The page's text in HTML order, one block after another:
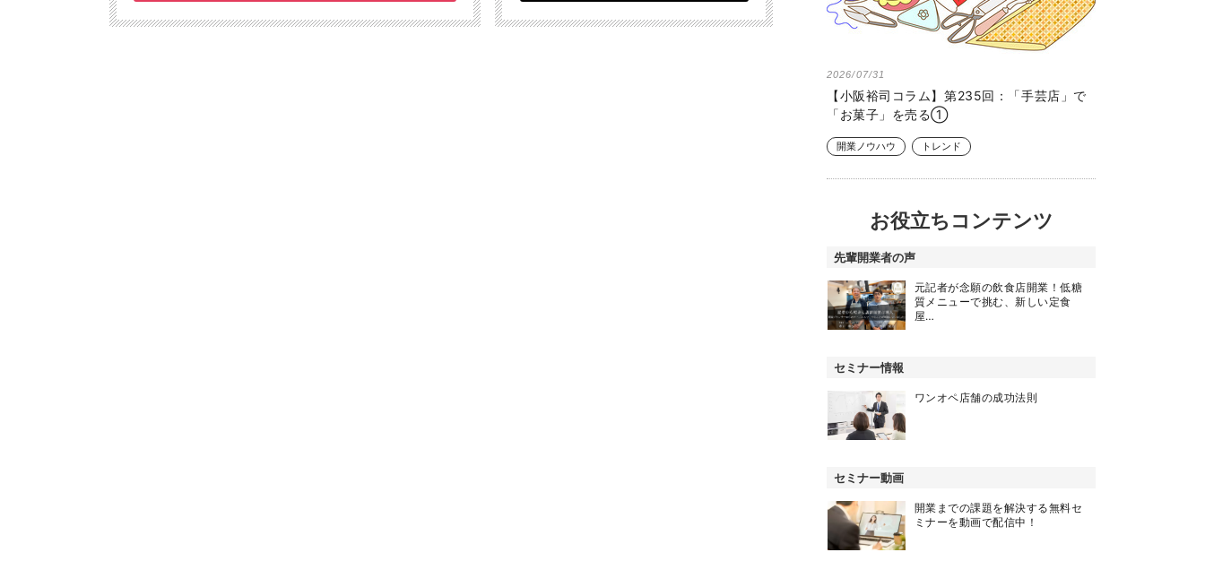
2026/07/31
【小阪裕司コラム】第235回：「手芸店」で
「お菓子」を売る①
開業ノウハウ トレンド
お役立ちコンテンツ
先輩開業者の声
元記者が念願の飲食店開業！低糖
質メニューで挑む、新しい定食
屋…
セミナー情報
ワンオペ店舗の成功法則
セミナー動画
開業までの課題を解決する無料セ
ミナーを動画で配信中！